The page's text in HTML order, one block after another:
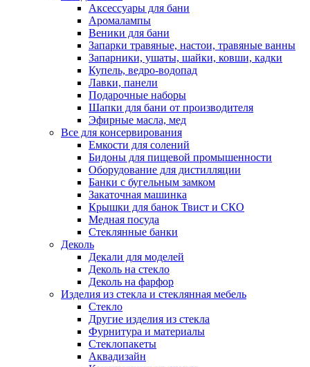
Аксессуары для бани
Аромалампы
Веники для бани
Запарки травяные, настои, травяные ванны
Запарники, ушаты, шайки, ковши, кадки
Купель, ведро-водопад
Лавки, панели
Подарочные наборы
Шапки для бани от производителя
Эфирные масла, мед
Все для консервирования
Емкости для солений
Бидоны для пищевой промышенности
Оборудование для дистилляции
Банки с бугельным замком
Закаточная машинка
Крышки для банок Твист и СКО
Медная посуда
Стеклянные банки
Деколь
Декали для моделей
Деколь на стекло
Деколь на фарфор
Изделия из стекла и стеклянная мебель
Стекло
Другие изделия из стекла
Фурнитура и материалы
Стеклопакеты
Аквадизайн